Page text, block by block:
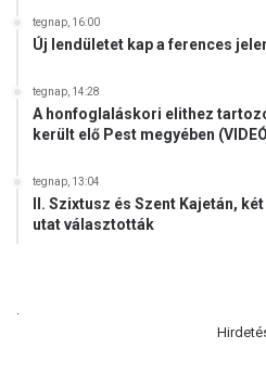
tegnap, 16:00
Új lendületet kap a ferences
tegnap, 14:28
A honfoglaláskori elithez
került elő Pest megyében
tegnap, 13:04
II. Szixtusz és Szent Kajetán,
utat választották
.